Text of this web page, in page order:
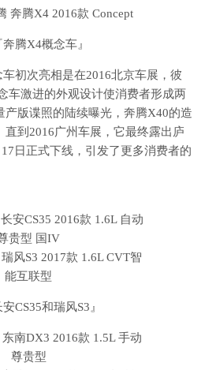
奔腾X4概念车』
次亮相是在2016北京车展，彼
车激进的外观设计使消费者形成两
产版谍照的陆续曝光，奔腾X40的造
到2016广州车展，它最终露出庐
日正式下线，引发了更多消费者的
安CS35和瑞风S3』